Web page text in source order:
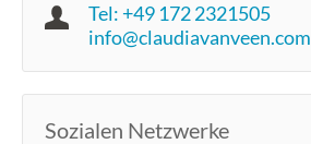
Tel: +49 172 2321505
info@claudiavanveen.com
Sozialen Netzwerke